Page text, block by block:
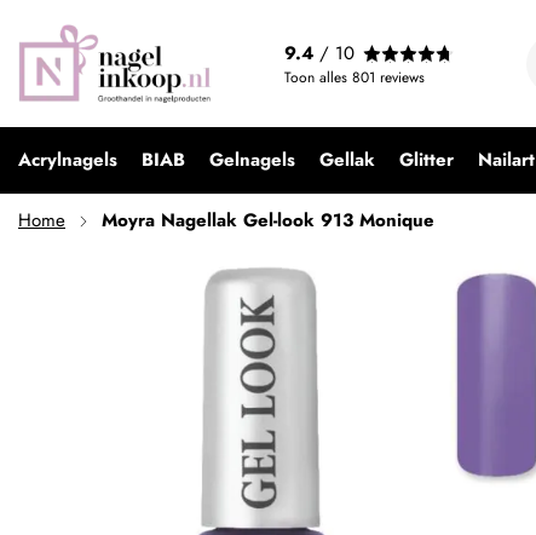
9.4 / 10
Toon alles 801 reviews
Acrylnagels BIAB Gelnagels Gellak Glitter Nailart
Home Moyra Nagellak Gel-look 913 Monique
Moyra Nagellak Gel-look 913 Monique
€ 3,99